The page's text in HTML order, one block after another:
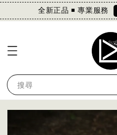
全新正品 ◾️ 專業服務
搜尋